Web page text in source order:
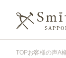
TOPお客様の声A